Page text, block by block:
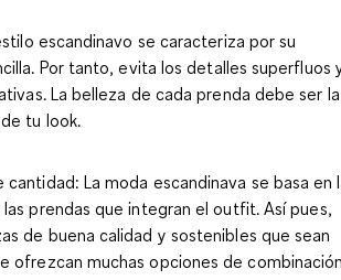
escandinavo se caracteriza por su
Por tanto, evita los detalles superfluos
La belleza de cada prenda debe ser la
tu look.
cantidad: La moda escandinava se basa en
prendas que integran el outfit. Así pues,
de buena calidad y sostenibles que sean
ofrezcan muchas opciones de